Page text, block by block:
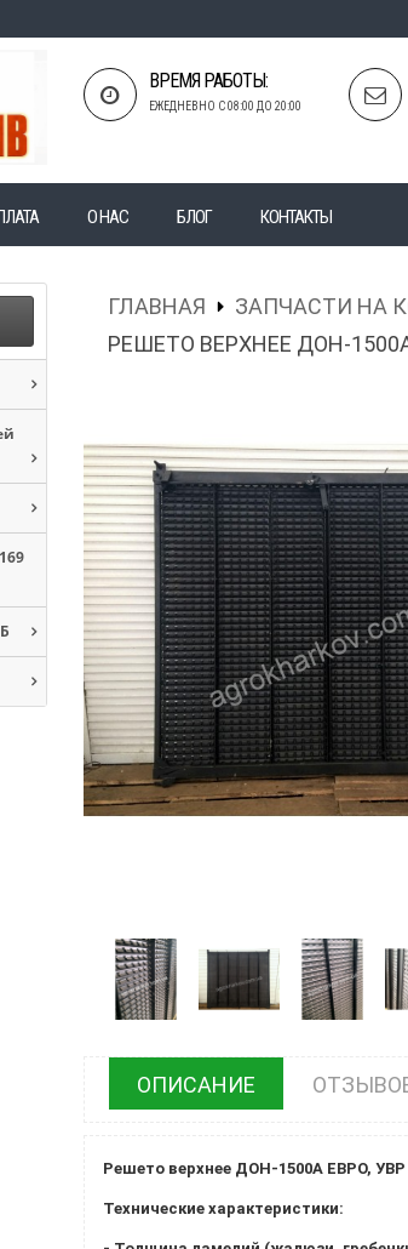
ВРЕМЯ РАБОТЫ:
ЕЖЕДНЕВНО С 08:00 ДО 20:00
О НАС БЛОГ КОНТАКТЫ
ГЛАВНАЯ ЗАПЧАСТИ НА
РЕШЕТО ВЕРХНЕЕ ДОН-
ОПИСАНИЕ
Решето верхнее ДОН-1500А ЕВРО, УВР
Технические характеристики: